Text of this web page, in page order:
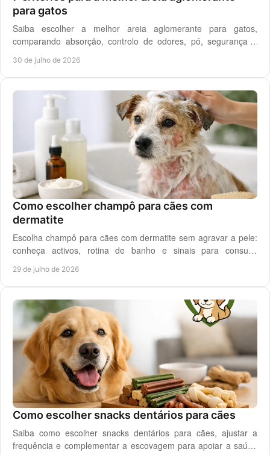
para gatos
Saiba escolher a melhor areia aglomerante para gatos,
comparando absorção, controlo de odores, pó, segurança e
30 de julho de 2026
Como escolher champô para cães com
dermatite
Escolha champô para cães com dermatite sem agravar a pele:
conheça activos, rotina de banho e sinais para consulta
29 de julho de 2026
Como escolher snacks dentários para cães
Saiba como escolher snacks dentários para cães, ajustar a
frequência e complementar a escovagem para apoiar a saúde